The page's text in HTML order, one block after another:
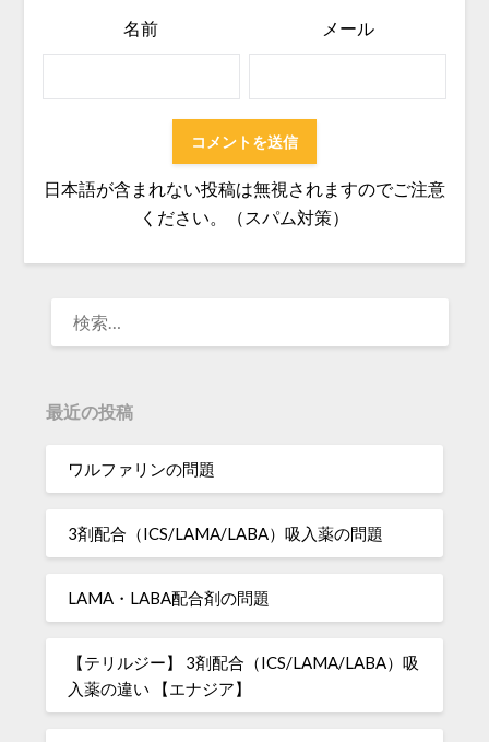
名前 メール
日本語が含まれない投稿は無視されますのでご注意
ください。（スパム対策）
最近の投稿
ワルファリンの問題
3剤配合（ICS/LAMA/LABA）吸入薬の問題
LAMA・LABA配合剤の問題
【テリルジー】 3剤配合（ICS/LAMA/LABA）吸
入薬の違い 【エナジア】